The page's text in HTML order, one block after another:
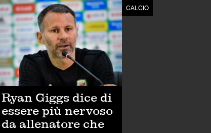
CALCIO CALCIO
Ryan Giggs dice di
essere più nervoso
da allenatore che